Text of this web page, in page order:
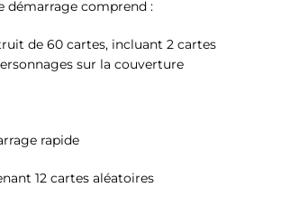
démarrage comprend :
de 60 cartes, incluant 2 cartes
sur la couverture
rapide
12 cartes aléatoires